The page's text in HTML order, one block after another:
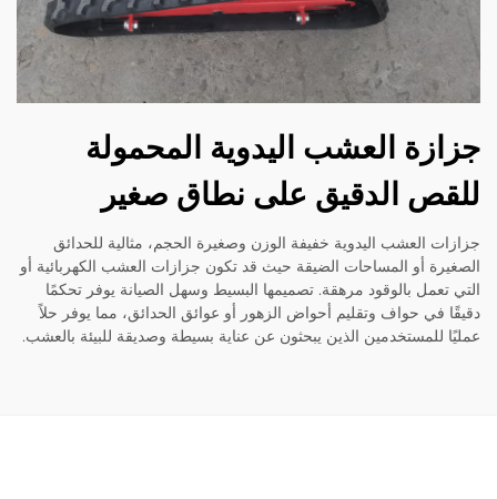
العشب اليدوية المحمولة
الدقيق على نطاق صغير
العشب اليدوية خفيفة الوزن وصغيرة الحجم، مثالية للحدائق
أو المساحات الضيقة حيث قد تكون جزازات العشب الكهربائية أو
بالوقود مرهقة. تصميمها البسيط وسهل الصيانة يوفر تحكمًا
في حواف وتقليم أحواض الزهور أو عوائق الحدائق، مما يوفر حلاً
للمستخدمين الذين يبحثون عن عناية بسيطة وصديقة للبيئة بالعشب.